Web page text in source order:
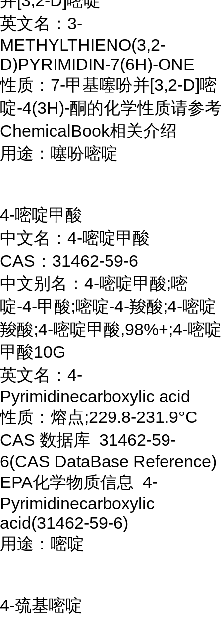
英文名：3-
METHYLTHIENO(3,2-
D)PYRIMIDIN-7(6H)-ONE
性质：7-甲基噻吩并[3,2-D]嘧
啶-4(3H)-酮的化学性质请参考
ChemicalBook相关介绍
用途：噻吩嘧啶
4-嘧啶甲酸
中文名：4-嘧啶甲酸
CAS：31462-59-6
中文别名：4-嘧啶甲酸;嘧
啶-4-甲酸;嘧啶-4-羧酸;4-嘧啶
羧酸;4-嘧啶甲酸,98%+;4-嘧啶
甲酸10G
英文名：4-
Pyrimidinecarboxylic acid
性质：熔点;229.8-231.9°C
CAS 数据库 31462-59-
6(CAS DataBase Reference)
EPA化学物质信息 4-
Pyrimidinecarboxylic
acid(31462-59-6)
用途：嘧啶
4-巯基嘧啶